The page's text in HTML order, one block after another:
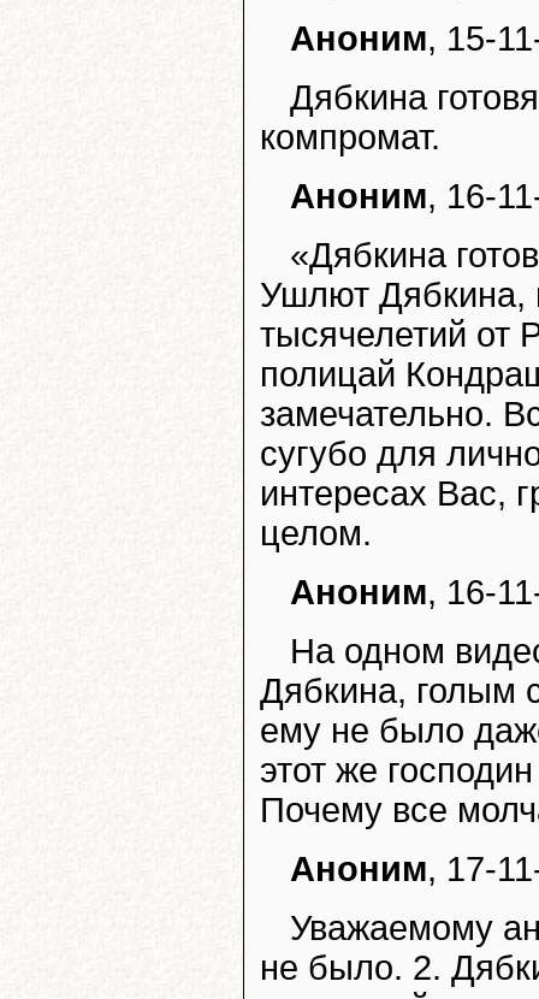
Аноним, 15-
Дябкина
компромат.
Аноним, 16-
«Дябкина
Ушлют Дябкина,
тысячелетий от
полицай
замечательно.
сугубо для
интересах Вас,
целом.
Аноним, 16-
На одном
Дябкина, голым
ему не было
этот же
Почему все
Аноним, 17-
Уважаемому
не было. 2.